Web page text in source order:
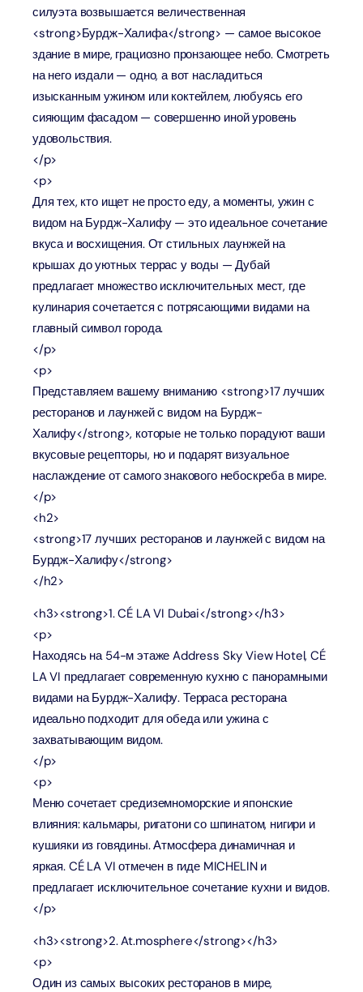
силуэта возвышается величественная
<strong>Бурдж-Халифа</strong> — самое высокое
здание в мире, грациозно пронзающее небо. Смотреть
на него издали — одно, а вот насладиться
изысканным ужином или коктейлем, любуясь его
сияющим фасадом — совершенно иной уровень
удовольствия.
</p>
<p>
Для тех, кто ищет не просто еду, а моменты, ужин с
видом на Бурдж-Халифу — это идеальное сочетание
вкуса и восхищения. От стильных лаунжей на
крышах до уютных террас у воды — Дубай
предлагает множество исключительных мест, где
кулинария сочетается с потрясающими видами на
главный символ города.
</p>
<p>
Представляем вашему вниманию <strong>17 лучших
ресторанов и лаунжей с видом на Бурдж-
Халифу</strong>, которые не только порадуют ваши
вкусовые рецепторы, но и подарят визуальное
наслаждение от самого знакового небоскреба в мире.
</p>
<h2>
<strong>17 лучших ресторанов и лаунжей с видом на
Бурдж-Халифу</strong>
</h2>
<h3><strong>1. CÉ LA VI Dubai</strong></h3>
<p>
Находясь на 54-м этаже Address Sky View Hotel, CÉ
LA VI предлагает современную кухню с панорамными
видами на Бурдж-Халифу. Терраса ресторана
идеально подходит для обеда или ужина с
захватывающим видом.
</p>
<p>
Меню сочетает средиземноморские и японские
влияния: кальмары, ригатони со шпинатом, нигири и
кушияки из говядины. Атмосфера динамичная и
яркая. CÉ LA VI отмечен в гиде MICHELIN и
предлагает исключительное сочетание кухни и видов.
</p>
<h3><strong>2. At.mosphere</strong></h3>
<p>
Один из самых высоких ресторанов в мире,